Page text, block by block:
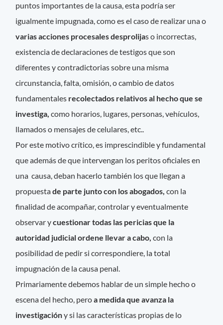
puntos importantes de la causa, esta podría ser
igualmente impugnada, como es el caso de realizar una o
varias acciones procesales desprolijas o incorrectas,
existencia de declaraciones de testigos que son
diferentes y contradictorias sobre una misma
circunstancia, falta, omisión, o cambio de datos
fundamentales recolectados relativos al hecho que se
investiga,como horarios, lugares, personas, vehículos,
llamados o mensajes de celulares, etc..
Por este motivo crítico, es imprescindible y fundamental
que además de que intervengan los peritos oficiales en
una causa, deban hacerlo también los que llegan a
propuestade parte junto con los abogados,con la
finalidad de acompañar, controlar y eventualmente
observar ycuestionar todas las pericias que la
autoridad judicial ordene llevar a cabo, con la
posibilidad de pedir si correspondiere, la total
impugnación de la causa penal.
Primariamente debemos hablar de un simple hecho o
escena del hecho, peroa medida que avanza la
investigacióny si las características propias de lo